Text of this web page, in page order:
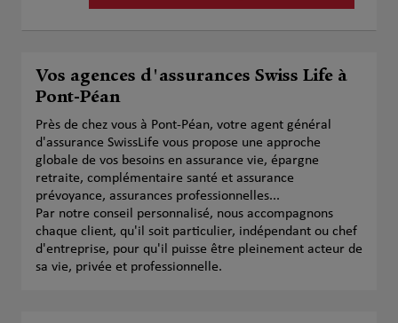
Vos agences d'assurances Swiss Life à
Pont-Péan
Près de chez vous à Pont-Péan, votre agent général
d'assurance SwissLife vous propose une approche
globale de vos besoins en assurance vie, épargne
retraite, complémentaire santé et assurance
prévoyance, assurances professionnelles...
Par notre conseil personnalisé, nous accompagnons
chaque client, qu'il soit particulier, indépendant ou chef
d'entreprise, pour qu'il puisse être pleinement acteur de
sa vie, privée et professionnelle.